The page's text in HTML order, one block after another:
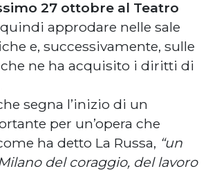
27 ottobre al Teatro
approdare nelle sale
e, successivamente, sulle
ne ha acquisito i diritti di
segna l’inizio di un
per un’opera che
ha detto La Russa, “un
del coraggio, del lavoro